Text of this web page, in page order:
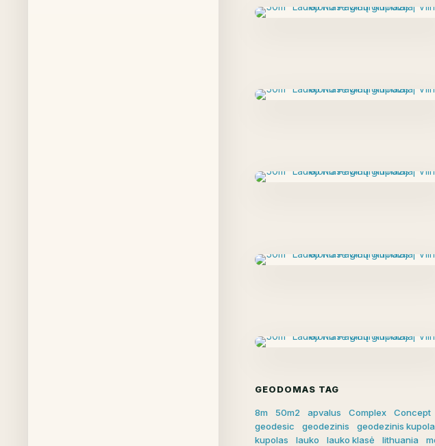
GEODOMAS TAG
8m 50m2 apvalus Complex Concept
geodesic
geodezinis geodezinis
kupolas
lauko lauko klasė lithuania